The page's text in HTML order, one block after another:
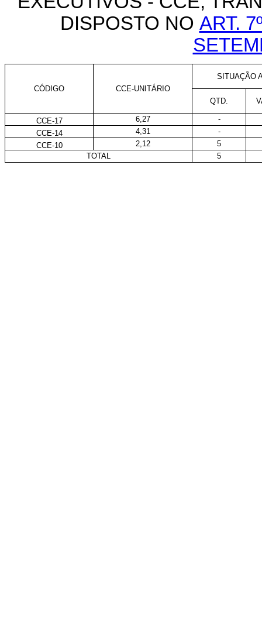
DISPOSTO NO ART.
CÓDIGO CCE-UNITÁRIO
SITUAÇÃO
QTD.
CCE-17 6,27
-
CCE-14
4,31
-
CCE-10
2,12
5
TOTAL
5